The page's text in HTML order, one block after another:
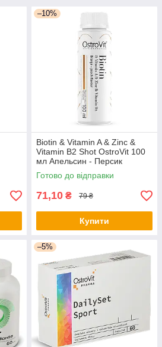
–10%
Biotin & Vitamin A & Zinc &
Vitamin B2 Shot OstroVit 100
мл Апельсин - Персик
Готово до відправки
71,10 ₴ 79 ₴
Купити
–5%